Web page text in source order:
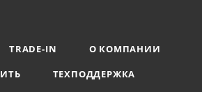
TRADE-IN
О КОМПАНИИ
ТЕХПОДДЕРЖКА